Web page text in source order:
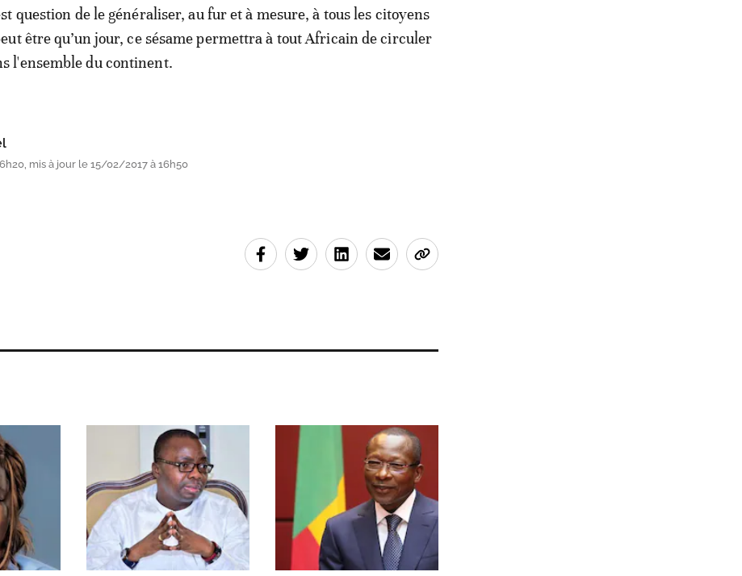
question de le généraliser, au fur et à mesure, à tous les citoyens
être qu’un jour, ce sésame permettra à tout Africain de circuler
l'ensemble du continent.
mis à jour le 15/02/2017 à 16h50